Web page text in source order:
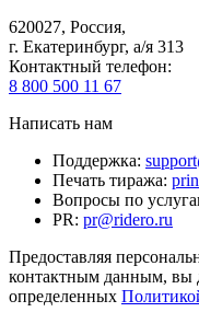
620027, Россия,
г. Екатеринбург, а/я 313
Контактный телефон:
8 800 500 11 67
Написать нам
Поддержка:
Печать тиража:
Вопросы по
PR: pr@ridero.ru
Предоставляя
контактным данным, вы
определенных